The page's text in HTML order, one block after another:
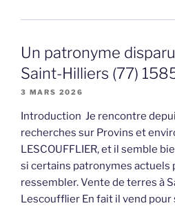
Un patronyme
Saint-Hilliers (77)
3 MARS 2026
Introduction Je rencontre
recherches sur Provins et
LESCOUFFLIER, et il semble
si certains patronymes actuels
ressembler. Vente de terres à
Lescoufflier En fait il vend pour